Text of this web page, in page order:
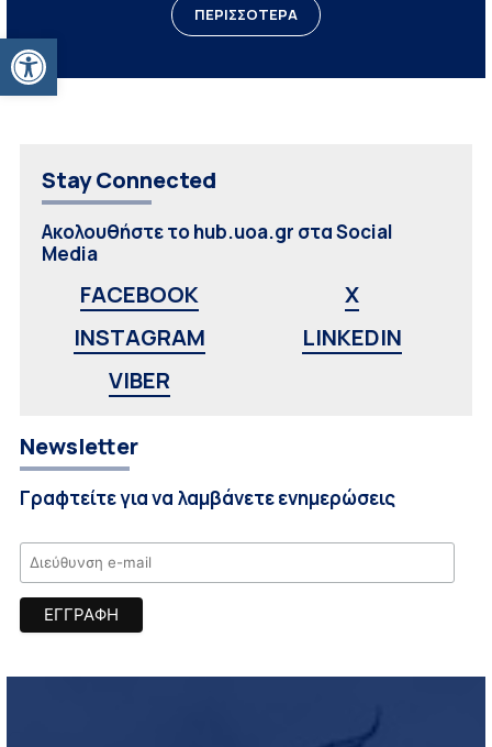
Ανοίξτε τη γραμμή εργαλείων
ΠΕΡΙΣΣΟΤΕΡΑ
Stay Connected
Ακολουθήστε το hub.uoa.gr στα Social
Media
FACEBOOK
X
INSTAGRAM
LINKEDIN
VIBER
Newsletter
Γραφτείτε για να λαμβάνετε ενημερώσεις